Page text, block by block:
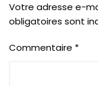
Votre adresse e-
obligatoires sont
Commentaire *